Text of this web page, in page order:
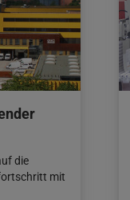
die
mit